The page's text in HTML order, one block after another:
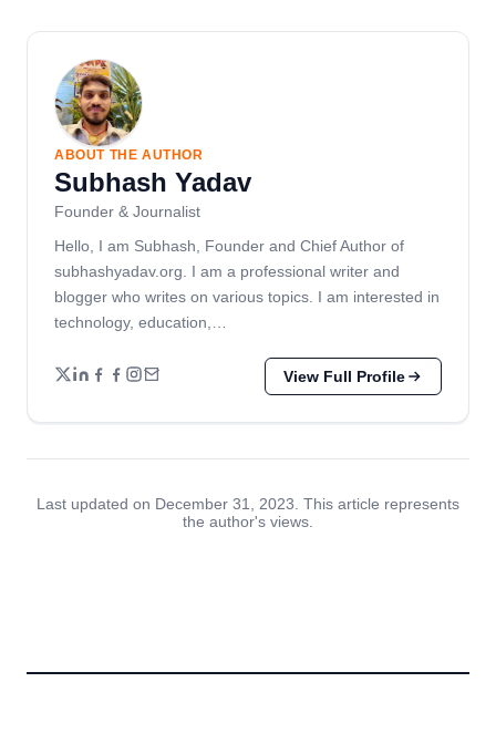
ABOUT THE AUTHOR
Subhash Yadav
Founder & Journalist
Hello, I am Subhash, Founder and Chief Author of
subhashyadav.org. I am a professional writer and
blogger who writes on various topics. I am interested in
technology, education,…
View Full Profile
Last updated on December 31, 2023. This article represents
the author's views.